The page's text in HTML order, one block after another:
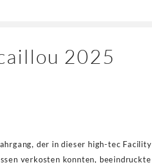
2025
der in dieser high-tec
verkosten konnten,